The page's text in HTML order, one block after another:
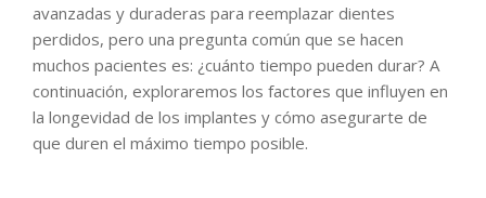
avanzadas y duraderas para reemplazar dientes
perdidos, pero una pregunta común que se hacen
muchos pacientes es: ¿cuánto tiempo pueden durar? A
continuación, exploraremos los factores que influyen en
la longevidad de los implantes y cómo asegurarte de
que duren el máximo tiempo posible.